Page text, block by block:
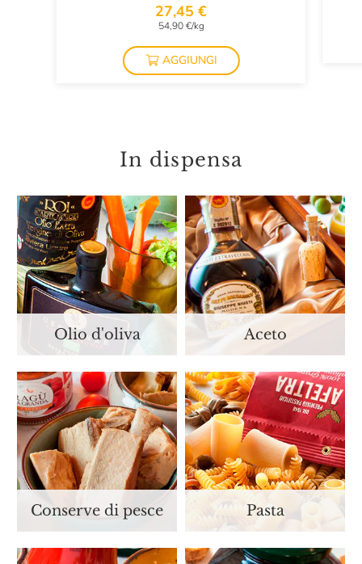
27,45 €
54,90 €/kg
AGGIUNGI
In dispensa
Olio d'oliva Aceto
Conserve di pesce Pasta